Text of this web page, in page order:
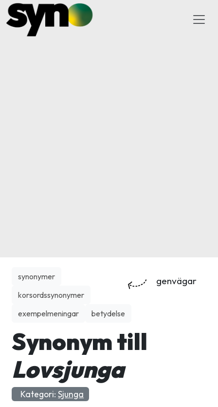
genvägar
synonymer
korsordssynonymer
exempelmeningar
betydelse
Synonym till
Lovsjunga
Kategori:Sjunga